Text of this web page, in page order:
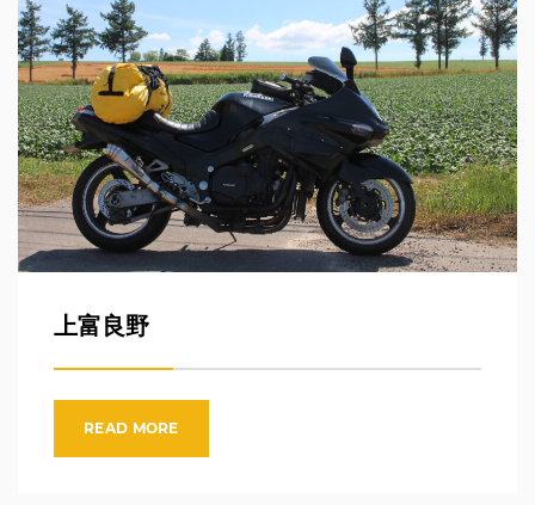
上富良野
READ MORE